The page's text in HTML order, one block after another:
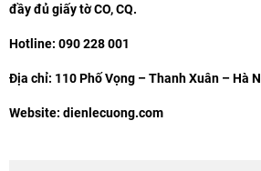
đầy đủ giấy tờ CO, CQ.
Hotline: 090 228 001
Địa chỉ: 110 Phố Vọng – Thanh Xuân – Hà
Website: dienlecuong.com